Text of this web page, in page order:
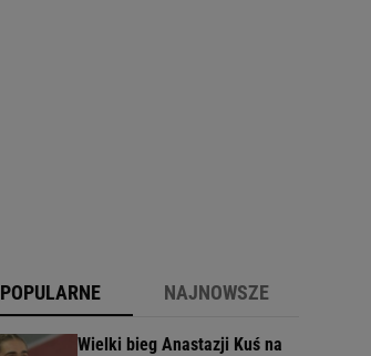
POPULARNE NAJNOWSZE
Wielki bieg Anastazji Kuś na